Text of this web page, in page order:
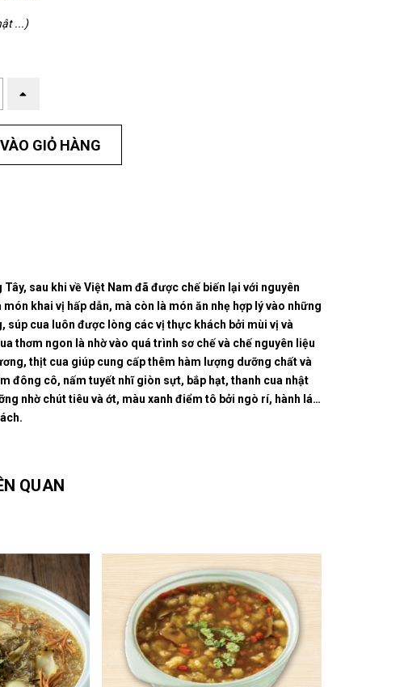
...)
GIỎ HÀNG
sau khi về Việt Nam đã được chế biến lại với nguyên
khai vị hấp dẫn, mà còn là món ăn nhẹ hợp lý vào những
súp cua luôn được lòng các vị thực khách bởi mùi vị và
thơm ngon là nhờ vào quá trình sơ chế và chế nguyên liệu
thịt cua giúp cung cấp thêm hàm lượng dưỡng chất và
đông cô, nấm tuyết nhĩ giòn sựt, bắp hạt, thanh cua nhật
nhờ chút tiêu và ớt, màu xanh điểm tô bởi ngò rí, hành lá…
QUAN